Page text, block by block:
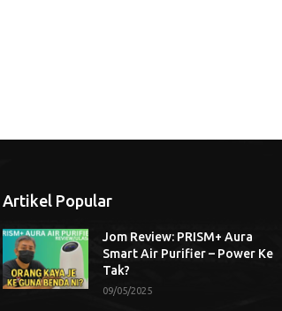
Artikel Popular
Jom Review: PRISM+ Aura
Smart Air Purifier – Power Ke
Tak?
09/05/2025